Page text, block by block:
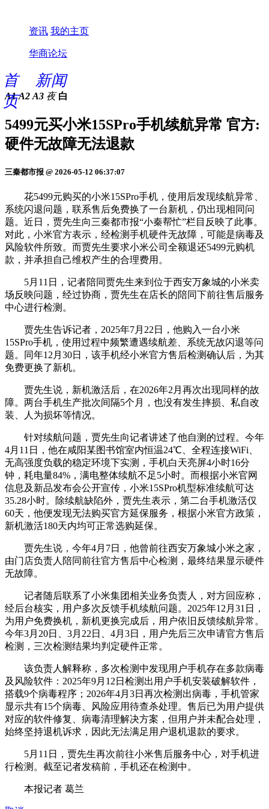
资讯 我的主页
华商论坛
首
页
新闻
A1 A2 A3 夜 白
5499元买小米15SPro手机续航异常 官方:
硬件无故障无法退款
三秦都市报 @ 2026-05-12 06:37:07
花5499元购买的小米15SPro手机，使用后发现续航异常、
系统闪退问题，联系售后免费换了一台新机，仍出现相同问
题。近日，贾先生向三秦都市报“小秦帮忙”栏目反映了此事。
对此，小米官方表示，经检测手机硬件无故障，可能是病毒及
风险软件所致。而贾先生要求小米公司全额退还5499元购机
款，并承担自己维权产生的合理费用。
5月11日，记者陪同贾先生来到位于西安万象城的小米卖
场反映问题，经过协商，贾先生在店长的陪同下前往售后服务
中心进行检测。
贾先生告诉记者，2025年7月22日，他购入一台小米
15SPro手机，使用过程中频繁遭遇续航差、系统无故闪退等问
题。同年12月30日，该手机经小米官方售后检测确认后，为其
免费更换了新机。
贾先生说，新机激活后，在2026年2月再次出现同样的故
障。两台手机生产批次间隔5个月，也没有发生摔损、私自改
装、人为损坏等情况。
针对续航问题，贾先生向记者讲述了他自测的过程。今年
4月11日，他在咸阳某图书馆室内恒温24℃、全程连接WiFi、
无高强度负载的稳定环境下实测，手机白天亮屏4小时16分
钟，耗电量84%，满电整体续航不足5小时。而根据小米官网
信息及新品发布会公开宣传，小米15SPro机型标准续航可达
35.28小时。除续航缺陷外，贾先生表示，第二台手机激活仅
60天，他便发现无法购买官方延保服务，根据小米官方政策，
新机激活180天内均可正常选购延保。
贾先生说，今年4月7日，他曾前往西安万象城小米之家，
由门店负责人陪同前往官方售后中心检测，最终结果显示硬件
无故障。
记者随后联系了小米集团相关业务负责人，对方回应称，
经后台核实，用户多次反馈手机续航问题。2025年12月31日，
为用户免费换机，新机更换完成后，用户依旧反馈续航异常。
今年3月20日、3月22日、4月3日，用户先后三次申请官方售后
检测，三次检测结果均判定硬件正常。
该负责人解释称，多次检测中发现用户手机存在多款病毒
及风险软件：2025年9月12日检测出用户手机安装破解软件，
搭载9个病毒程序；2026年4月3日再次检测出病毒，手机管家
显示共有15个病毒、风险应用待查杀处理。售后已为用户提供
对应的软件修复、病毒清理解决方案，但用户并未配合处理，
始终坚持退机诉求，因此无法满足用户退机退款的要求。
5月11日，贾先生再次前往小米售后服务中心，对手机进
行检测。截至记者发稿前，手机还在检测中。
本报记者 葛兰